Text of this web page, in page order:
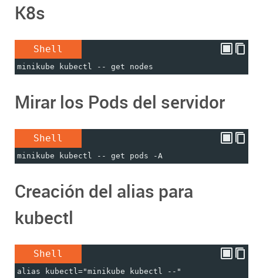
K8s
Shell
minikube kubectl -- get nodes
Mirar los Pods del servidor
Shell
minikube kubectl -- get pods -A
Creación del alias para
kubectl
Shell
alias kubectl="minikube kubectl --"